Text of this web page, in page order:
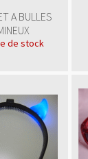
A BULLES
de stock